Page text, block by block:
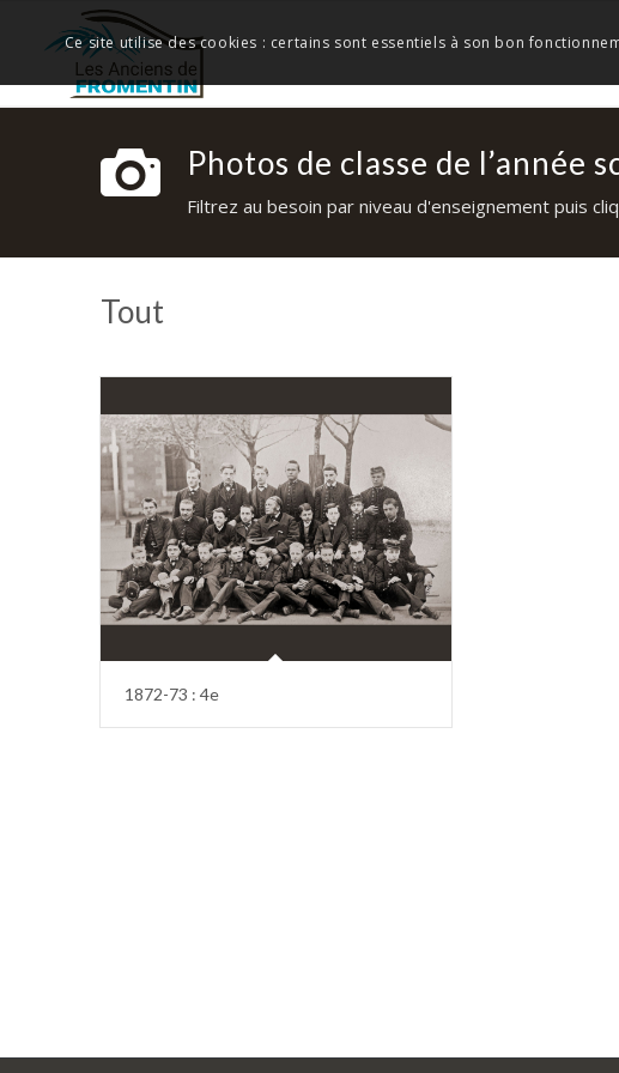
Photos de classe de l’année
Filtrez au besoin par niveau d'enseignement puis
Tout
1872-73 : 4e
Ce site utilise des cookies : certains sont essentiels à son bon